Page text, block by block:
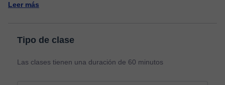
Leer más
Tipo de clase
Las clases tienen una duración de 60 minutos